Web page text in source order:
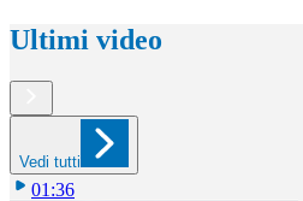
Ultimi video
Vedi tutti
01:36